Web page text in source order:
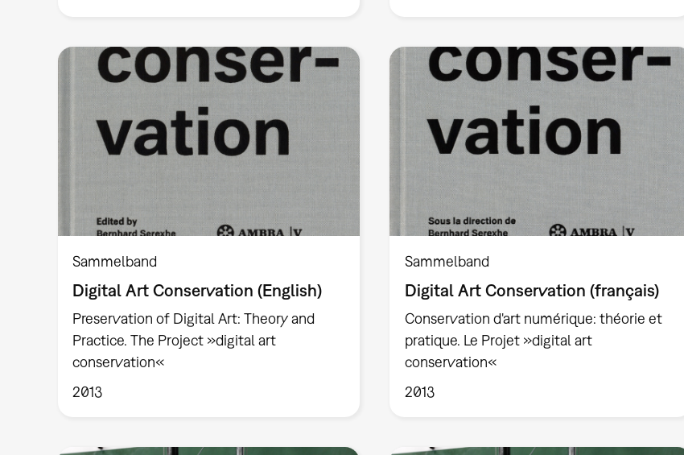
Sammelband
Digital Art Conservation (English)
Preservation of Digital Art: Theory and
Practice. The Project »digital art
conservation«
2013
Sammelband
Digital Art Conservation (français)
Conservation d'art numérique: théorie et
pratique. Le Projet »digital art
conservation«
2013